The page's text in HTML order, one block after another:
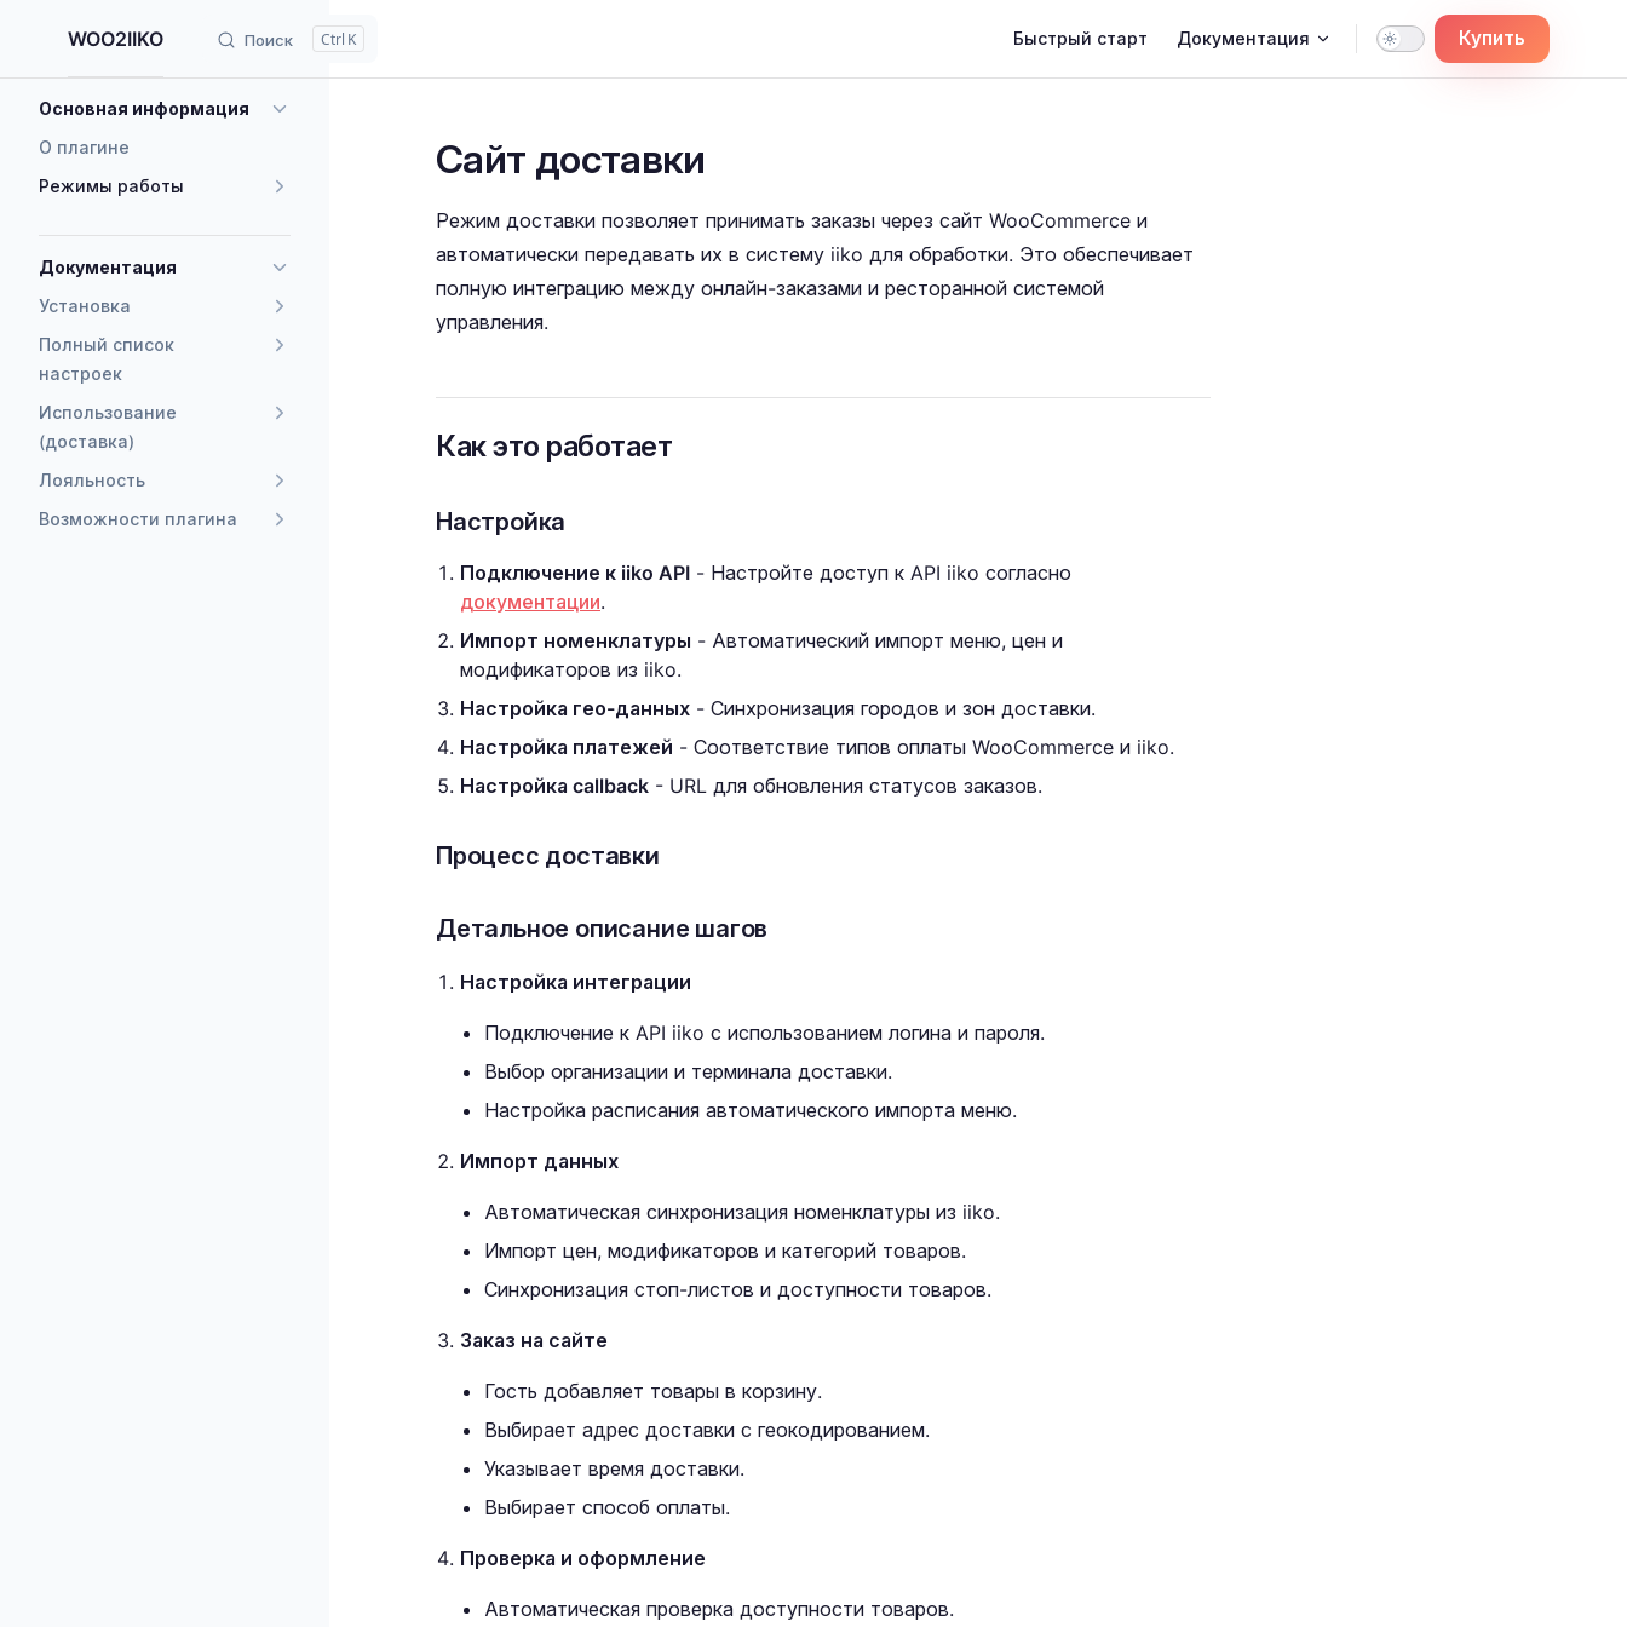
Пропустить контент
WOO2IIKO Поиск K Быстрый старт Документация Купить
Основная информация
О плагине
Режимы работы
Документация
Установка
Полный список
настроек
Использование
(доставка)
Лояльность
Возможности плагина
Сайт доставки
Режим доставки позволяет принимать заказы через сайт WooCommerce и
автоматически передавать их в систему iiko для обработки. Это обеспечивает
полную интеграцию между онлайн-заказами и ресторанной системой
управления.
Как это работает
Настройка
Подключение к iiko API - Настройте доступ к API iiko согласно
документации.
Импорт номенклатуры - Автоматический импорт меню, цен и
модификаторов из iiko.
Настройка гео-данных - Синхронизация городов и зон доставки.
Настройка платежей - Соответствие типов оплаты WooCommerce и iiko.
Настройка callback - URL для обновления статусов заказов.
Процесс доставки
Детальное описание шагов
Настройка интеграции
Подключение к API iiko с использованием логина и пароля.
Выбор организации и терминала доставки.
Настройка расписания автоматического импорта меню.
Импорт данных
Автоматическая синхронизация номенклатуры из iiko.
Импорт цен, модификаторов и категорий товаров.
Синхронизация стоп-листов и доступности товаров.
Заказ на сайте
Гость добавляет товары в корзину.
Выбирает адрес доставки с геокодированием.
Указывает время доставки.
Выбирает способ оплаты.
Проверка и оформление
Автоматическая проверка доступности товаров.